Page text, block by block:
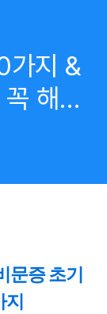
가지 &
해야
문증 초기